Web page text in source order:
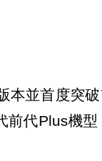
本並首度突
前代Plus機